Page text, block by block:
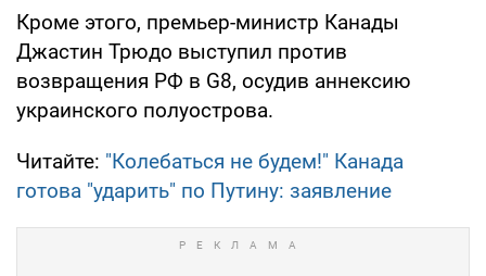
Кроме этого, премьер-министр Канады
Джастин Трюдо выступил против
возвращения РФ в G8, осудив аннексию
украинского полуострова.
Читайте: "Колебаться не будем!" Канада
готова "ударить" по Путину: заявление